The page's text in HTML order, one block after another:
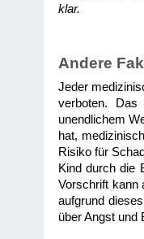
klar.
Andere
Jeder
verboten.
unendlichem
hat,
Risiko für
Kind durch die
Vorschrift kann
aufgrund
über Angst und